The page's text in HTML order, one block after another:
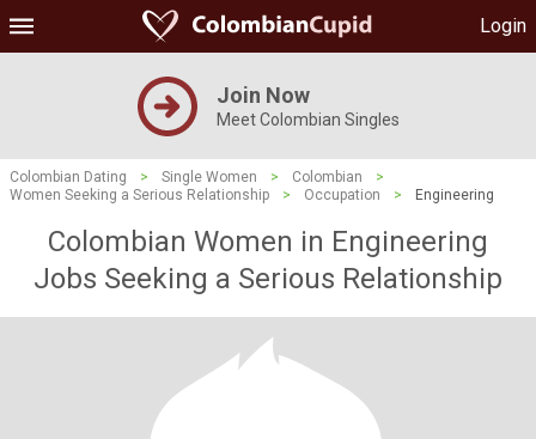
Login
Join Now
Meet Colombian Singles
Colombian Dating > Single Women > Colombian
>
Women Seeking a Serious Relationship
> Occupation > Engineering
Colombian Women in Engineering
Jobs Seeking a Serious Relationship